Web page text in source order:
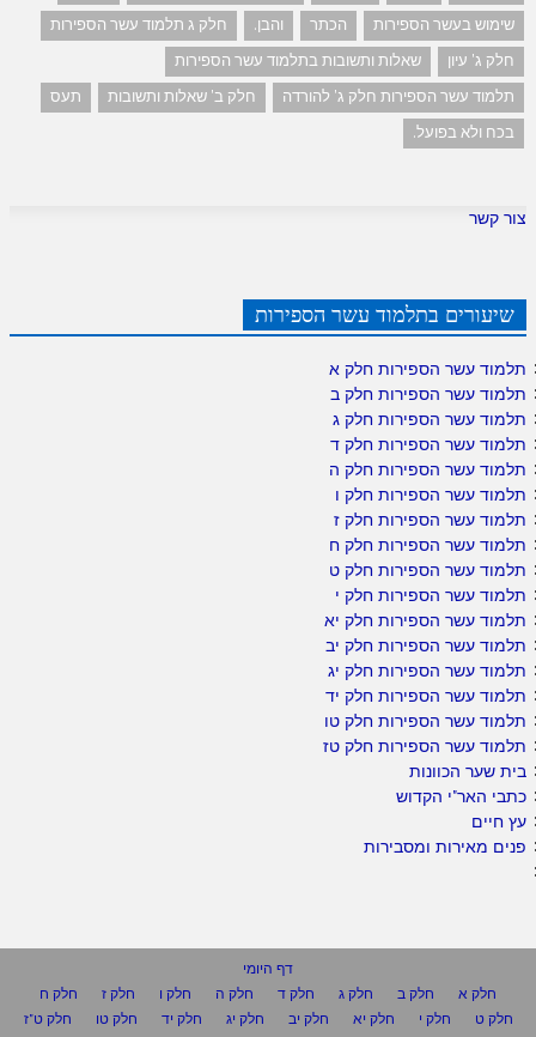
שימוש בעשר הספירות
הכתר והבן.
חלק ג תלמוד עשר הספירות
חלק ג' עיון
שאלות ותשובות בתלמוד עשר הספירות
תלמוד עשר הספירות חלק ג' להורדה
חלק ב' שאלות ותשובות
תעס
בכח ולא בפועל.
צור קשר
שיעורים בתלמוד עשר הספירות
תלמוד עשר הספירות חלק א
תלמוד עשר הספירות חלק ב
תלמוד עשר הספירות חלק ג
תלמוד עשר הספירות חלק ד
תלמוד עשר הספירות חלק ה
תלמוד עשר הספירות חלק ו
תלמוד עשר הספירות חלק ז
תלמוד עשר הספירות חלק ח
תלמוד עשר הספירות חלק ט
תלמוד עשר הספירות חלק י
תלמוד עשר הספירות חלק יא
תלמוד עשר הספירות חלק יב
תלמוד עשר הספירות חלק יג
תלמוד עשר הספירות חלק יד
תלמוד עשר הספירות חלק טו
תלמוד עשר הספירות חלק טז
בית שער הכוונות
כתבי האר"י הקדוש
עץ חיים
פנים מאירות ומסבירות
דף היומי
חלק א
חלק ב חלק ג חלק ד חלק ה חלק ו חלק ז
חלק ח
חלק ט
חלק י חלק יא חלק יב חלק יג חלק יד חלק טו
חלק ט"ז